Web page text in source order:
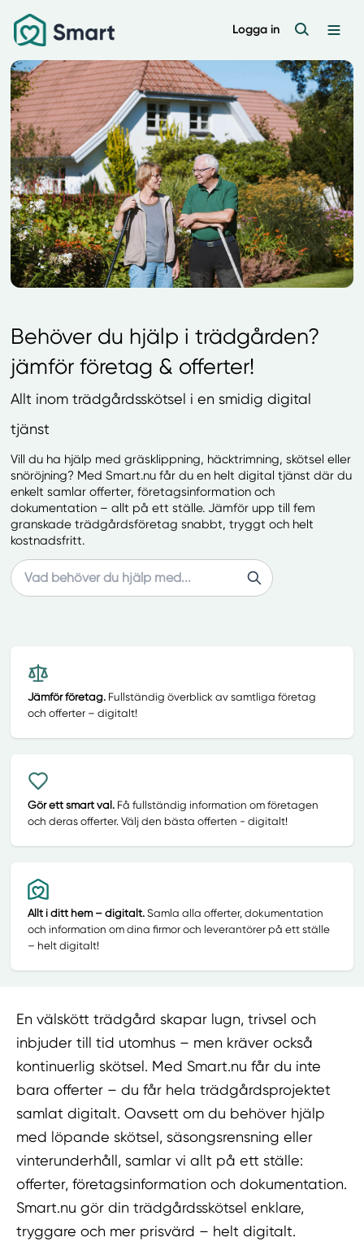
Logga in
Behöver du hjälp i trädgården?
jämför företag & offerter!
Allt inom trädgårdsskötsel i en smidig digital
tjänst
Vill du ha hjälp med gräsklippning, häcktrimning, skötsel eller
snöröjning? Med Smart.nu får du en helt digital tjänst där du
enkelt samlar offerter, företagsinformation och
dokumentation – allt på ett ställe. Jämför upp till fem
granskade trädgårdsföretag snabbt, tryggt och helt
kostnadsfritt.
Search
Jämför företag.Fullständig överblick av samtliga företag
och offerter – digitalt!
Gör ett smart val.Få fullständig information om företagen
och deras offerter. Välj den bästa offerten - digitalt!
Allt i ditt hem – digitalt.Samla alla offerter, dokumentation
och information om dina firmor och leverantörer på ett ställe
– helt digitalt!
En välskött trädgård skapar lugn, trivsel och
inbjuder till tid utomhus – men kräver också
kontinuerlig skötsel. Med Smart.nu får du inte
bara offerter – du får hela trädgårdsprojektet
samlat digitalt. Oavsett om du behöver hjälp
med löpande skötsel, säsongsrensning eller
vinterunderhåll, samlar vi allt på ett ställe:
offerter, företagsinformation och dokumentation.
Smart.nu gör din trädgårdsskötsel enklare,
tryggare och mer prisvärd – helt digitalt.